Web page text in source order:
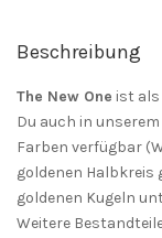
Beschreibung
The New One ist als
Du auch in
Farben verfügbar
goldenen Halbkreis
goldenen Kugeln
Weitere